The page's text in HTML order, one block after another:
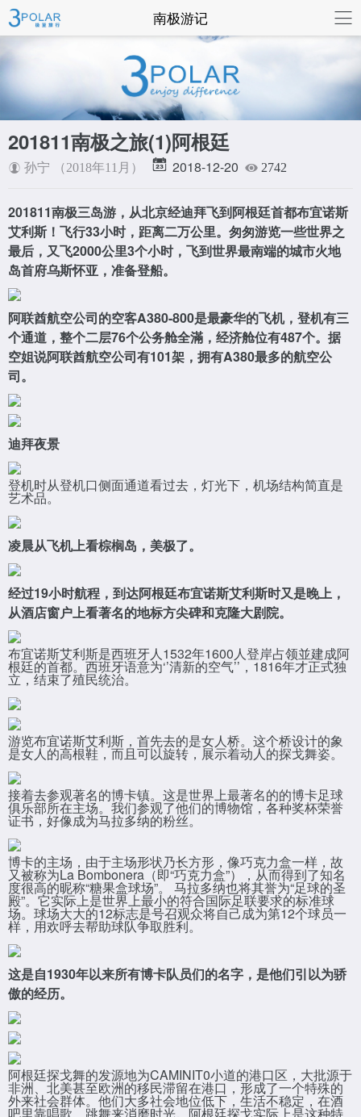
南极游记
201811南极之旅(1)阿根廷
孙宁 （2018年11月） 2018-12-20 2742
201811南极三岛游，从北京经迪拜飞到阿根廷首都布宜诺斯
艾利斯！飞行33小时，距离二万公里。匆匆游览一些世界之
最后，又飞2000公里3个小时，飞到世界最南端的城市火地
岛首府乌斯怀亚，准备登船。
阿联酋航空公司的空客A380-800是最豪华的飞机，登机有三
个通道，整个二层76个公务舱全滿，经济舱位有487个。据
空姐说阿联酋航空公司有101架，拥有A380最多的航空公
司。
迪拜夜景
登机时从登机口侧面通道看过去，灯光下，机场结构简直是
艺术品。
凌晨从飞机上看棕榈岛，美极了。
经过19小时航程，到达阿根廷布宜诺斯艾利斯时又是晚上，
从酒店窗户上看著名的地标方尖碑和克隆大剧院。
布宜诺斯艾利斯是西班牙人1532年1600人登岸占领並建成阿
根廷的首都。西班牙语意为‘’清新的空气’’，1816年才正式独
立，结束了殖民统治。
游览布宜诺斯艾利斯，首先去的是女人桥。这个桥设计的象
是女人的高根鞋，而且可以旋转，展示着动人的探戈舞姿。
接着去参观著名的博卡镇。这是世界上最著名的的博卡足球
俱乐部所在主场。我们参观了他们的博物馆，各种奖杯荣誉
证书，好像成为马拉多纳的粉丝。
博卡的主场，由于主场形状乃长方形，像巧克力盒一样，故
又被称为La Bombonera（即“巧克力盒”），从而得到了知名
度很高的昵称“糖果盒球场”。 马拉多纳也将其誉为“足球的圣
殿”。它实际上是世界上最小的符合国际足联要求的标准球
场。球场大大的12标志是号召观众将自己成为第12个球员一
样，用欢呼去帮助球队争取胜利。
这是自1930年以来所有博卡队员们的名字，是他们引以为骄
傲的经历。
阿根廷探戈舞的发源地为CAMINIT0小道的港口区，大批源于
非洲、北美甚至欧洲的移民滞留在港口，形成了一个特殊的
外来社会群体。他们大多社会地位低下，生活不稳定，在酒
联系我们